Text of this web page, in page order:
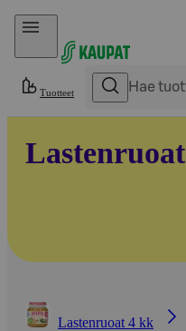
Hyppää sisältöön
Tuotteet
Lastenruoat
Lastenruoat 4 kk